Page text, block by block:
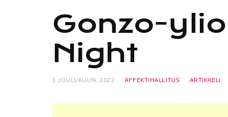
Gonzo-
Night
1 JOULUKUUN, 2022 AFFEKTIHALLITUS ARTIKKELI ,